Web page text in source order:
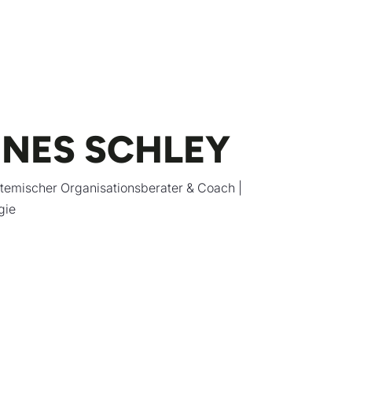
SCHLEY
Organisationsberater & Coach |